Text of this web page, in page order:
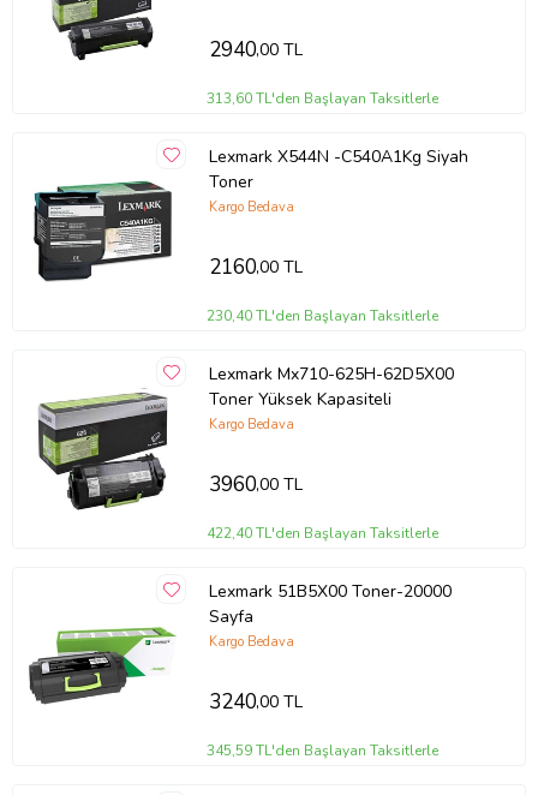
2940,00 TL
313,60 TL'den Başlayan Taksitlerle
Lexmark X544N -C540A1Kg Siyah
Toner
Kargo Bedava
2160,00 TL
230,40 TL'den Başlayan Taksitlerle
Lexmark Mx710-625H-62D5X00
Toner Yüksek Kapasiteli
Kargo Bedava
3960,00 TL
422,40 TL'den Başlayan Taksitlerle
Lexmark 51B5X00 Toner-20000
Sayfa
Kargo Bedava
3240,00 TL
345,59 TL'den Başlayan Taksitlerle